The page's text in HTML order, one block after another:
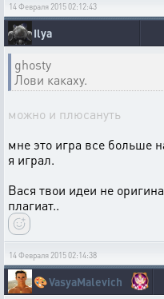
14 Февраля 2015 02:12:43
Ilya
ghosty
Лови какаху.
можно и плюсануть
мне это игра все больше
я играл.
Вася твои идеи не
плагиат..
14 Февраля 2015 02:14:38
🎨VasyaMalevich